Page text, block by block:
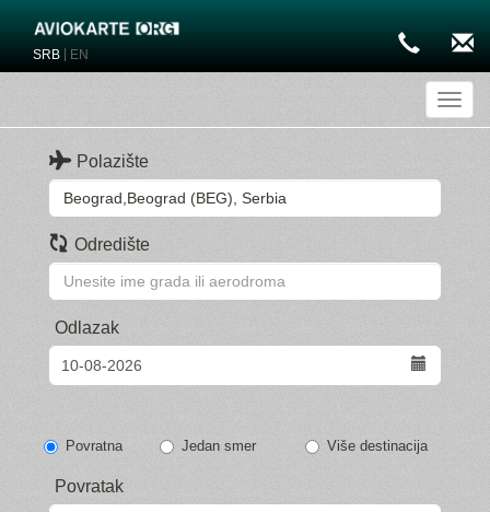
SRB EN
Polazište
Odredište
Odlazak
Povratna Jedan smer Više destinacija
Povratak